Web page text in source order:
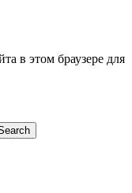
в этом браузере для